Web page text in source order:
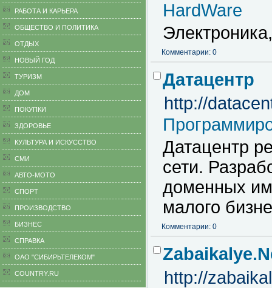
РАБОТА И КАРЬЕРА
ОБЩЕСТВО И ПОЛИТИКА
ОТДЫХ
НОВЫЙ ГОД
ТУРИЗМ
ДОМ
ПОКУПКИ
ЗДОРОВЬЕ
КУЛЬТУРА И ИСКУССТВО
СМИ
АВТО-МОТО
СПОРТ
ПРОИЗВОДСТВО
БИЗНЕС
CПРАВКА
ОАО "СИБИРЬТЕЛЕКОМ"
COUNTRY.RU
HardWare
Комментарии: 0
Датацентр
http://
Датацентр
сети.
доменных
малого
Комментарии: 0
http://